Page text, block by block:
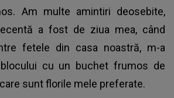
Am multe amintiri deosebite,
a fost de ziua mea, când
fetele din casa noastră, m-a
cu un buchet frumos de
sunt florile mele preferate.